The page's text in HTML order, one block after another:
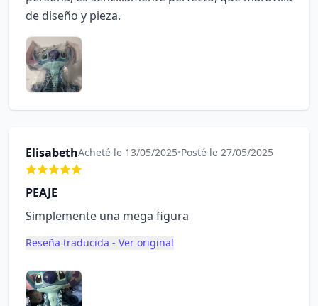
de diseño y pieza.
ElisabethAcheté le 13/05/2025•Posté le 27/05/2025
PEAJE
Simplemente una mega figura
Reseña traducida - Ver original